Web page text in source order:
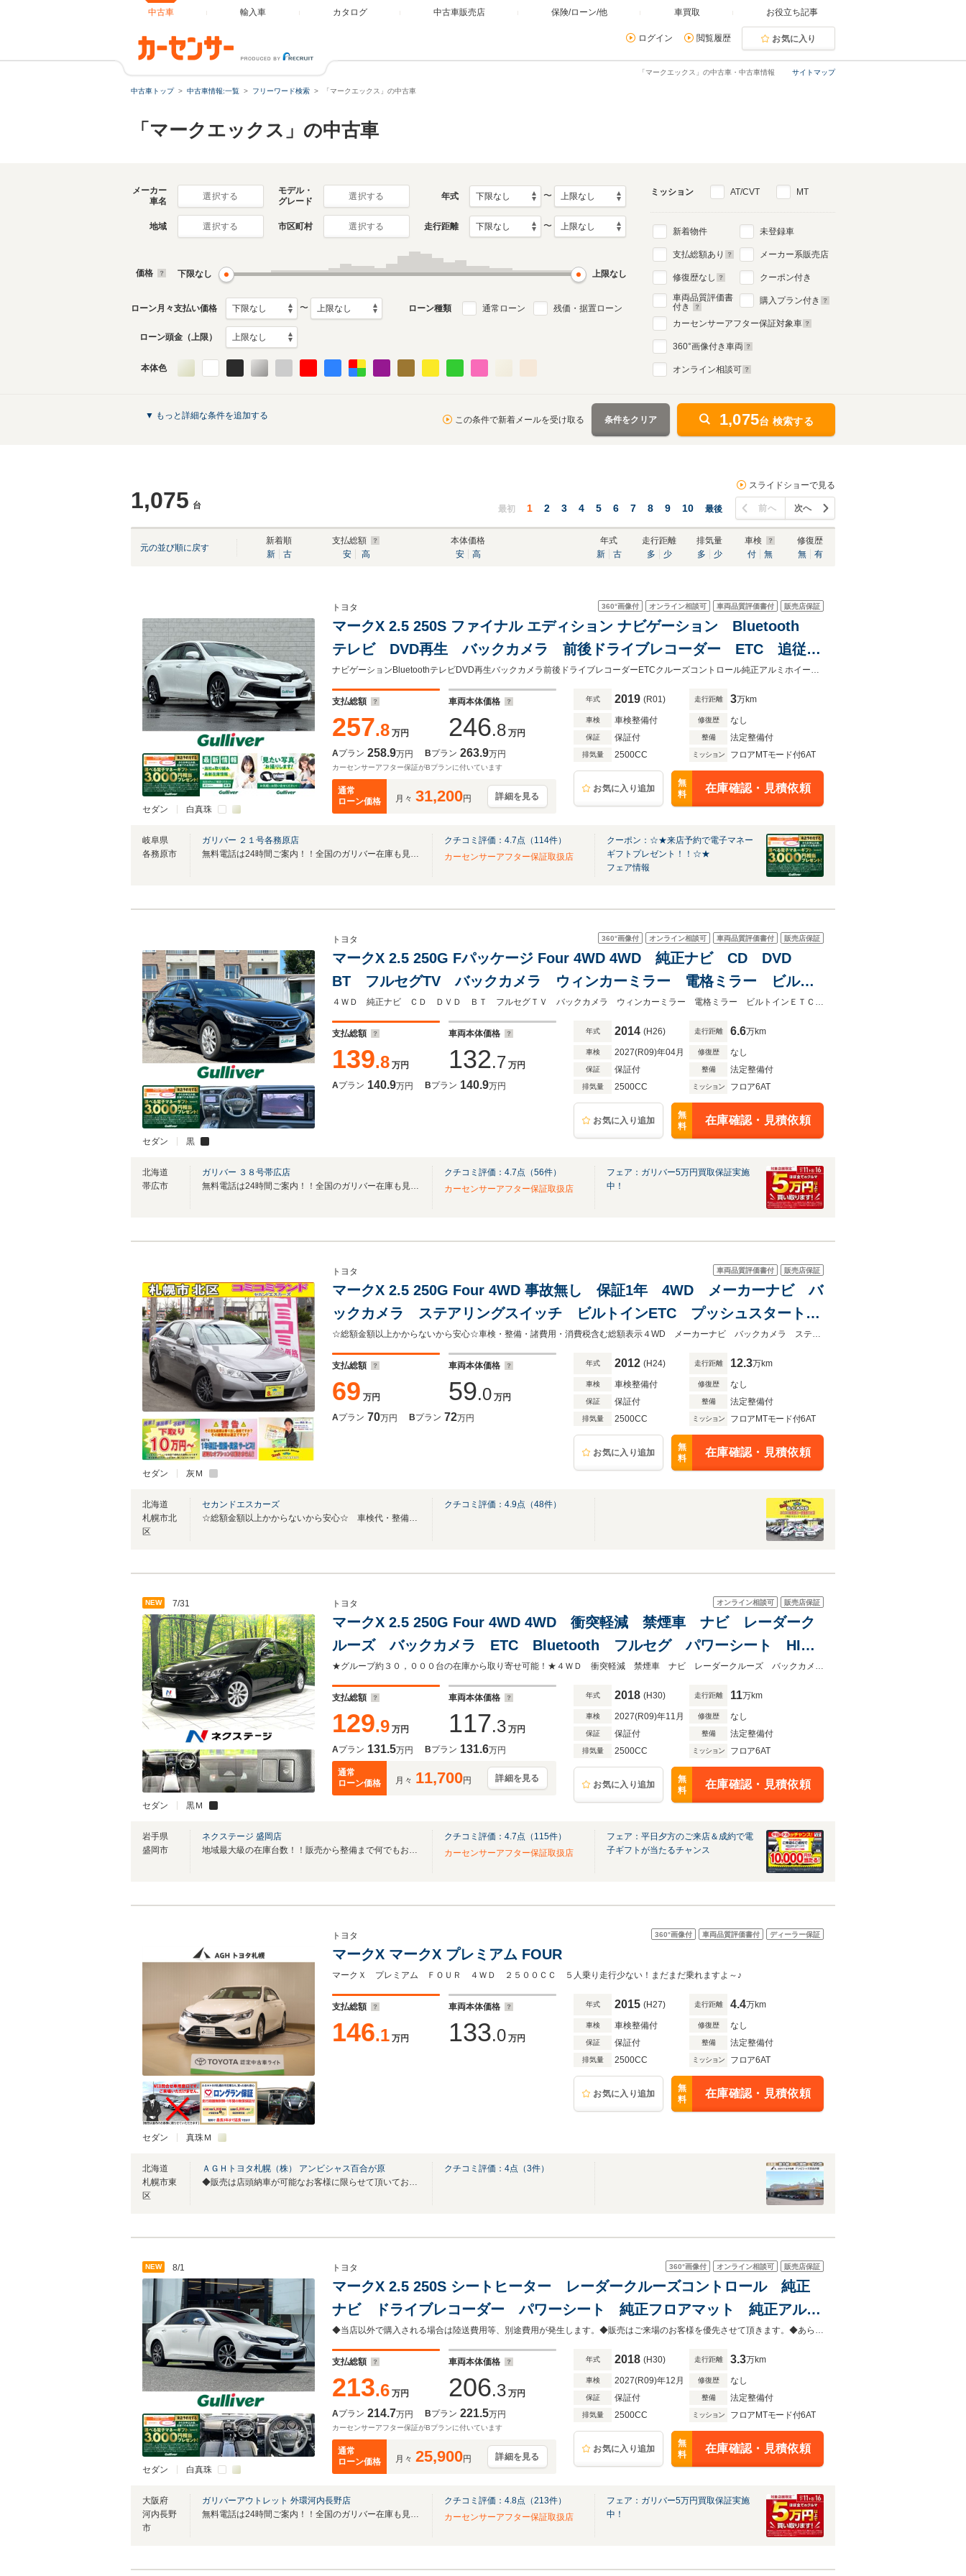
中古車 輸入車 カタログ 中古車販売店 保険/ローン/他 車買取 お役立ち記事
ログイン 閲覧履歴 お気に入り
サイトマップ
「マークエックス」の中古車・中古車情報
中古車トップ 中古車情報:一覧 フリーワード検索 「マークエックス」の中古車
「マークエックス」の中古車
メーカー
車名
選択する
モデル・
グレード
選択する 年式 〜
地域 選択する 市区町村 選択する 走行距離 〜
価格 下限なし 上限なし
ローン月々支払い価格 〜 ローン種類 通常ローン 残価・据置ローン
ローン頭金（上限）
本体色
ミッション AT/CVT MT
新着物件
支払総額あり
修復歴なし
車両品質評価書
付き
未登録車
メーカー系販売店
クーポン付き
購入プラン付き
カーセンサーアフター保証対象車
360°画像付き車両
オンライン相談可
▼ もっと詳細な条件を追加する この条件で新着メールを受け取る 条件をクリア 1,075台 検索する
1,075 台
スライドショーで見る
最初 1 2 3 4 5 6 7 8 9 10 最後 前へ 次へ
元の並び順に戻す
新着順
新
古
支払総額
安
高
本体価格
安
高
年式
新
古
走行距離
多
少
排気量
多
少
車検
付
無
修復歴
無
有
セダン 白真珠
360°画像付 オンライン相談可 車両品質評価書付 販売店保証
トヨタ
マークX 2.5 250S ファイナル エディション ナビゲーション Bluetooth
テレビ DVD再生 バックカメラ 前後ドライブレコーダー ETC 追従ク
ルーズコントロール 純正アルミホイール 純正フロアマット パワーシー
ト シートヒーター プッシュスタート
ナビゲーションBluetoothテレビDVD再生バックカメラ前後ドライブレコーダーETCクルーズコントロール純正アルミホイール純正フロアマットパワーシートシートヒーターパドルシフトLEDヘッ
支払総額
257.8 万円
車両本体価格
246.8 万円
Aプラン 258.9万円 Bプラン 263.9万円
カーセンサーアフター保証がBプランに付いています
通常
ローン価格
月々 31,200円 詳細を見る
年式 2019 (R01) 走行距離 3万km
車検 車検整備付 修復歴 なし
保証 保証付 整備 法定整備付
排気量 2500CC ミッション フロアMTモード付6AT
お気に入り追加
無
料
在庫確認・見積依頼
岐阜県
各務原市
ガリバー ２１号各務原店
無料電話は24時間ご案内！！全国のガリバー在庫も見たい方は一括照会が可能です！
クチコミ評価： 4.7点（ 114件）
カーセンサーアフター保証取扱店
クーポン：☆★来店予約で電子マネー
ギフトプレゼント！！☆★
フェア情報
セダン 黒
360°画像付 オンライン相談可 車両品質評価書付 販売店保証
トヨタ
マークX 2.5 250G Fパッケージ Four 4WD 4WD 純正ナビ CD DVD
BT フルセグTV バックカメラ ウィンカーミラー 電格ミラー ビルト
インETC 木目調パネル HIDオートライト キーレス 社外アルミホイー
ル
４ＷＤ 純正ナビ ＣＤ ＤＶＤ ＢＴ フルセグＴＶ バックカメラ ウィンカーミラー 電格ミラー ビルトインＥＴＣ 木目調パネル ＨＩＤオートライト キーレス 社外アルミホイ
支払総額
139.8 万円
車両本体価格
132.7 万円
Aプラン 140.9万円 Bプラン 140.9万円
年式 2014 (H26) 走行距離 6.6万km
車検 2027(R09)年04月 修復歴 なし
保証 保証付 整備 法定整備付
排気量 2500CC ミッション フロア6AT
お気に入り追加
無
料
在庫確認・見積依頼
北海道
帯広市
ガリバー ３８号帯広店
無料電話は24時間ご案内！！全国のガリバー在庫も見たい方は一括照会が可能です！
クチコミ評価： 4.7点（56件）
カーセンサーアフター保証取扱店
フェア：ガリバー5万円買取保証実施
中！
セダン 灰Ｍ
車両品質評価書付 販売店保証
トヨタ
マークX 2.5 250G Four 4WD 事故無し 保証1年 4WD メーカーナビ バ
ックカメラ ステアリングスイッチ ビルトインETC プッシュスタート
スマートキー デアイサー 純正HID 運転席パワーシート オートエアコ
ン 車検新規2年付き
☆総額金額以上かからないから安心☆車検・整備・諸費用・消費税含む総額表示４WD メーカーナビ バックカメラ ステアリングスイッチ ビルトインETC プッシュスタート スマートキー
支払総額
69 万円
車両本体価格
59.0 万円
Aプラン 70万円 Bプラン 72万円
年式 2012 (H24) 走行距離 12.3万km
車検 車検整備付 修復歴 なし
保証 保証付 整備 法定整備付
排気量 2500CC ミッション フロアMTモード付6AT
お気に入り追加
無
料
在庫確認・見積依頼
北海道
札幌市北
区
セカンドエスカーズ
☆総額金額以上かからないから安心☆ 車検代・整備代・諸費用・消費税含む総額表示！
クチコミ評価： 4.9点（48件）
NEW 7/31
セダン 黒Ｍ
オンライン相談可 販売店保証
トヨタ
マークX 2.5 250G Four 4WD 4WD 衝突軽減 禁煙車 ナビ レーダーク
ルーズ バックカメラ ETC Bluetooth フルセグ パワーシート HID
ヘッド 車線逸脱警報 誤発進抑制機能 スマートキー
★グループ約３０，０００台の在庫から取り寄せ可能！★４ＷＤ 衝突軽減 禁煙車 ナビ レーダークルーズ バックカメラ ＥＴＣ Ｂｌｕｅｔｏｏｔｈ
支払総額
129.9 万円
車両本体価格
117.3 万円
Aプラン 131.5万円 Bプラン 131.6万円
通常
ローン価格
月々 11,700円 詳細を見る
年式 2018 (H30) 走行距離 11万km
車検 2027(R09)年11月 修復歴 なし
保証 保証付 整備 法定整備付
排気量 2500CC ミッション フロア6AT
お気に入り追加
無
料
在庫確認・見積依頼
岩手県
盛岡市
ネクステージ 盛岡店
地域最大級の在庫台数！！販売から整備まで何でもお任せ♪
クチコミ評価： 4.7点（ 115件）
カーセンサーアフター保証取扱店
フェア：平日夕方のご来店＆成約で電
子ギフトが当たるチャンス
セダン 真珠Ｍ
360°画像付 車両品質評価書付 ディーラー保証
トヨタ
マークX マークX プレミアム FOUR
マークＸ プレミアム ＦＯＵＲ ４ＷＤ ２５００ＣＣ ５人乗り走行少ない！まだまだ乗れますよ～♪
支払総額
146.1 万円
車両本体価格
133.0 万円
年式 2015 (H27) 走行距離 4.4万km
車検 車検整備付 修復歴 なし
保証 保証付 整備 法定整備付
排気量 2500CC ミッション フロア6AT
お気に入り追加
無
料
在庫確認・見積依頼
北海道
札幌市東
区
ＡＧＨトヨタ札幌（株） アンビシャス百合が原
◆販売は店頭納車が可能なお客様に限らせて頂いております。
クチコミ評価： 4点（3件）
NEW 8/1
セダン 白真珠
360°画像付 オンライン相談可 販売店保証
トヨタ
マークX 2.5 250S シートヒーター レーダークルーズコントロール 純正
ナビ ドライブレコーダー パワーシート 純正フロアマット 純正アルミ
ホイール ETC バックカメラ オートライト 衝突軽減 レーンキープア
シスト
◆当店以外で購入される場合は陸送費用等、別途費用が発生します。◆販売はご来場のお客様を優先させて頂きます。◆あらかじめご確認下さい※販売は一般のお客様に限ります。
支払総額
213.6 万円
車両本体価格
206.3 万円
Aプラン 214.7万円 Bプラン 221.5万円
カーセンサーアフター保証がBプランに付いています
通常
ローン価格
月々 25,900円 詳細を見る
年式 2018 (H30) 走行距離 3.3万km
車検 2027(R09)年12月 修復歴 なし
保証 保証付 整備 法定整備付
排気量 2500CC ミッション フロアMTモード付6AT
お気に入り追加
無
料
在庫確認・見積依頼
大阪府
河内長野
市
ガリバーアウトレット 外環河内長野店
無料電話は24時間ご案内！！全国のガリバー在庫も見たい方は一括照会が可能です！
クチコミ評価： 4.8点（213件）
カーセンサーアフター保証取扱店
フェア：ガリバー5万円買取保証実施
中！